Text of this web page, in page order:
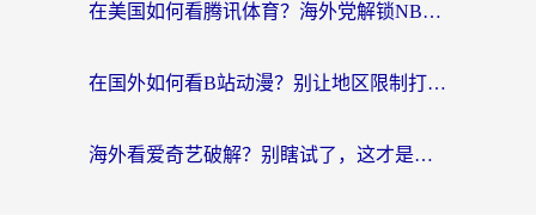
在美国如何看腾讯体育？海外党解锁NBA欧洲杯直播的终极攻略
在国外如何看B站动漫？别让地区限制打断你的追番节奏
海外看爱奇艺破解？别瞎试了，这才是留学生华人追剧看球的正确打开方式